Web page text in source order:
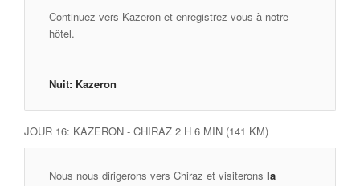
Continuez vers Kazeron et enregistrez-vous à notre
hôtel.
Nuit: Kazeron
JOUR 16: KAZERON - CHIRAZ 2 H 6 MIN (141 KM)
Nous nous dirigerons vers Chiraz et visiterons la